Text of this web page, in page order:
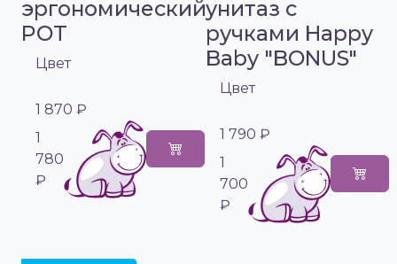
эргономический
POT
Цвет
1 870 ₽
1
780
₽
унитаз с
ручками Happy
Baby "BONUS"
Цвет
1 790 ₽
1
700
₽